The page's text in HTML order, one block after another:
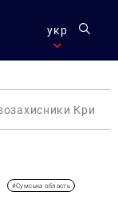
укр
#Сумська область